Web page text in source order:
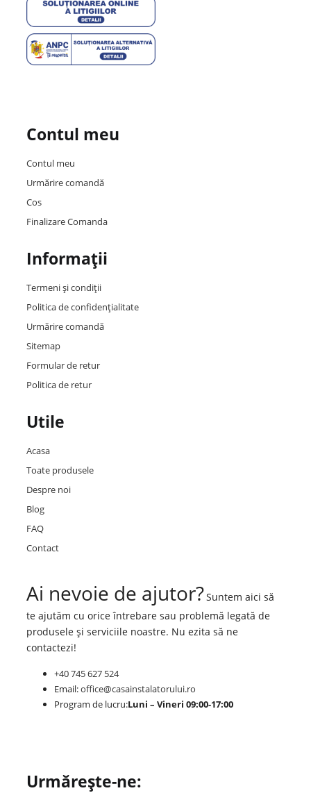
Contul meu
Contul meu
Urmărire comandă
Cos
Finalizare Comanda
Informații
Termeni și condiții
Politica de confidențialitate
Urmărire comandă
Sitemap
Formular de retur
Politica de retur
Utile
Acasa
Toate produsele
Despre noi
Blog
FAQ
Contact
Ai nevoie de ajutor?Suntem aici să
te ajutăm cu orice întrebare sau problemă legată de
produsele și serviciile noastre. Nu ezita să ne
contactezi!
+40 745 627 524
Email:office@casainstalatorului.ro
Program de lucru:Luni – Vineri 09:00-17:00
Urmărește-ne: